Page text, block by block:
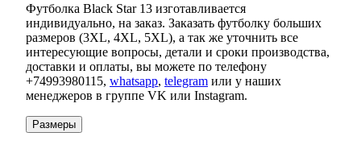
Футболка Black Star 13 изготавливается
индивидуально, на заказ. Заказать футболку больших
размеров (3XL, 4XL, 5XL), а так же уточнить все
интересующие вопросы, детали и сроки производства,
доставки и оплаты, вы можете по телефону
+74993980115, whatsapp, telegram или у наших
менеджеров в группе VK или Instagram.
Размеры